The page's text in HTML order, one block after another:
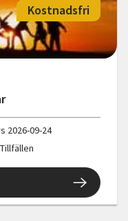
Kostnadsfri
2026-09-24